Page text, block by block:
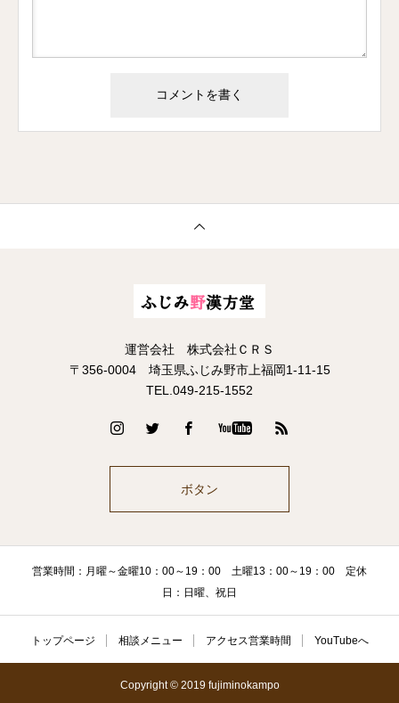
運営会社 株式会社ＣＲＳ
〒356-0004 埼玉県ふじみ野市上福岡1-11-15
TEL.049-215-1552
ボタン
営業時間：月曜～金曜10：00～19：00 土曜13：00～19：00 定休
日：日曜、祝日
トップページ 相談メニュー アクセス営業時間 YouTubeへ
Copyright © 2019 fujiminokampo